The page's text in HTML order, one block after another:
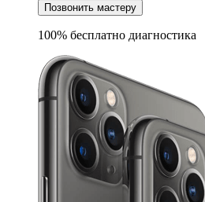
Позвонить мастеру
100% бесплатно диагностика